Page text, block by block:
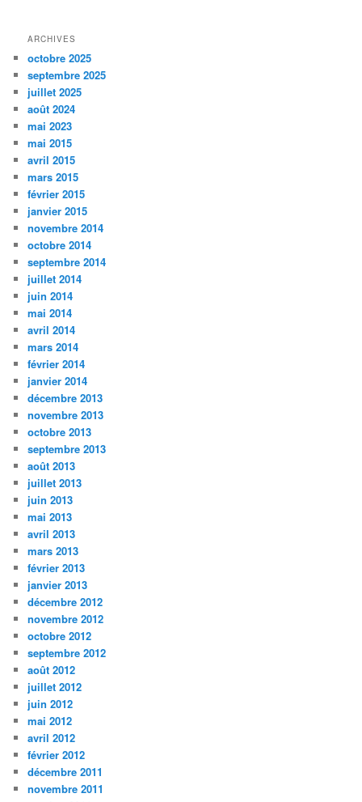
ARCHIVES
octobre 2025
septembre 2025
juillet 2025
août 2024
mai 2023
mai 2015
avril 2015
mars 2015
février 2015
janvier 2015
novembre 2014
octobre 2014
septembre 2014
juillet 2014
juin 2014
mai 2014
avril 2014
mars 2014
février 2014
janvier 2014
décembre 2013
novembre 2013
octobre 2013
septembre 2013
août 2013
juillet 2013
juin 2013
mai 2013
avril 2013
mars 2013
février 2013
janvier 2013
décembre 2012
novembre 2012
octobre 2012
septembre 2012
août 2012
juillet 2012
juin 2012
mai 2012
avril 2012
février 2012
décembre 2011
novembre 2011